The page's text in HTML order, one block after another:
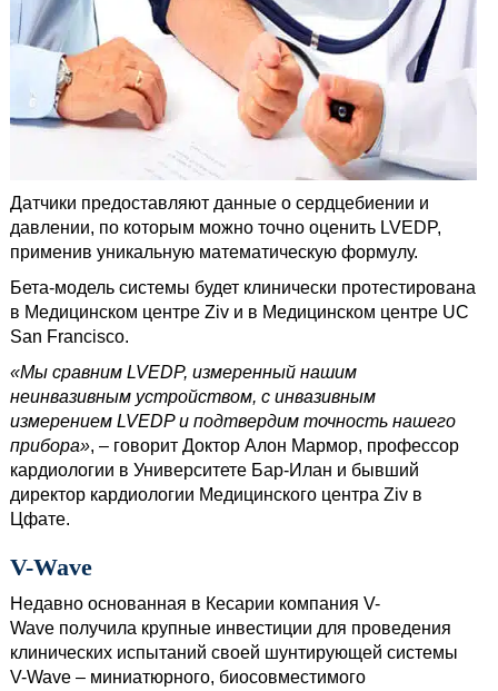
Датчики предоставляют данные о сердцебиении и
давлении, по которым можно точно оценить LVEDP,
применив уникальную математическую формулу.
Бета-модель системы будет клинически протестирована
в Медицинском центре Ziv и в Медицинском центре UC
San Francisco.
«Мы сравним LVEDP, измеренный нашим
неинвазивным устройством, с инвазивным
измерением LVEDP и подтвердим точность нашего
прибора», – говорит Доктор Алон Мармор, профессор
кардиологии в Университете Бар-Илан и бывший
директор кардиологии Медицинского центра Ziv в
Цфате.
V-Wave
Недавно основанная в Кесарии компания V-
Wave получила крупные инвестиции для проведения
клинических испытаний своей шунтирующей системы
V-Wave – миниатюрного, биосовместимого